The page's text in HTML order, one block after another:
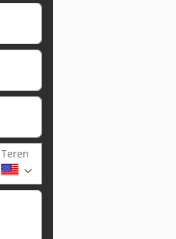
Teren